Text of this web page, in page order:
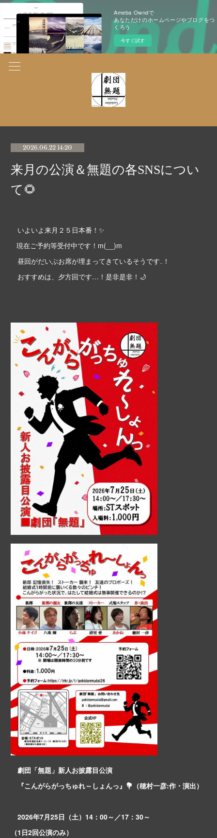
Ameba Owndで
あなただけのホームページやブログをつ
くろう
今すぐ試す
2026.06.22 14:20
来月の公演＆無題の各SNSについ
て🌻
いよいよ来月２５日本番！✨
現在ご予約等受付中です！m(__)m
昼回がだいぶお席が埋まってきているそうです‥！
おすすめは、夕方回です…！是非是非！🌙
劇団「無題」新人お披露目公演
『こんがらがっちゅれ～しょんっ』💐（穂村一彦:作・演出）
2026年7月25日（土）14：00～／17：30～
（1日2回公演のみ）